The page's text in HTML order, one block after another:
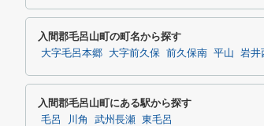
入間郡毛呂山町の町名から探す
大字毛呂本郷 大字前久保 前久保南 平山 岩井
入間郡毛呂山町にある駅から探す
毛呂 川角 武州長瀬 東毛呂